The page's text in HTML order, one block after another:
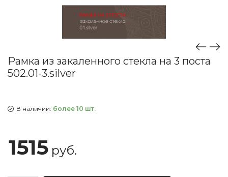
Рамка из закаленного стекла на 3 поста
502.01-3.silver
В наличии: более 10 шт.
1515 руб.